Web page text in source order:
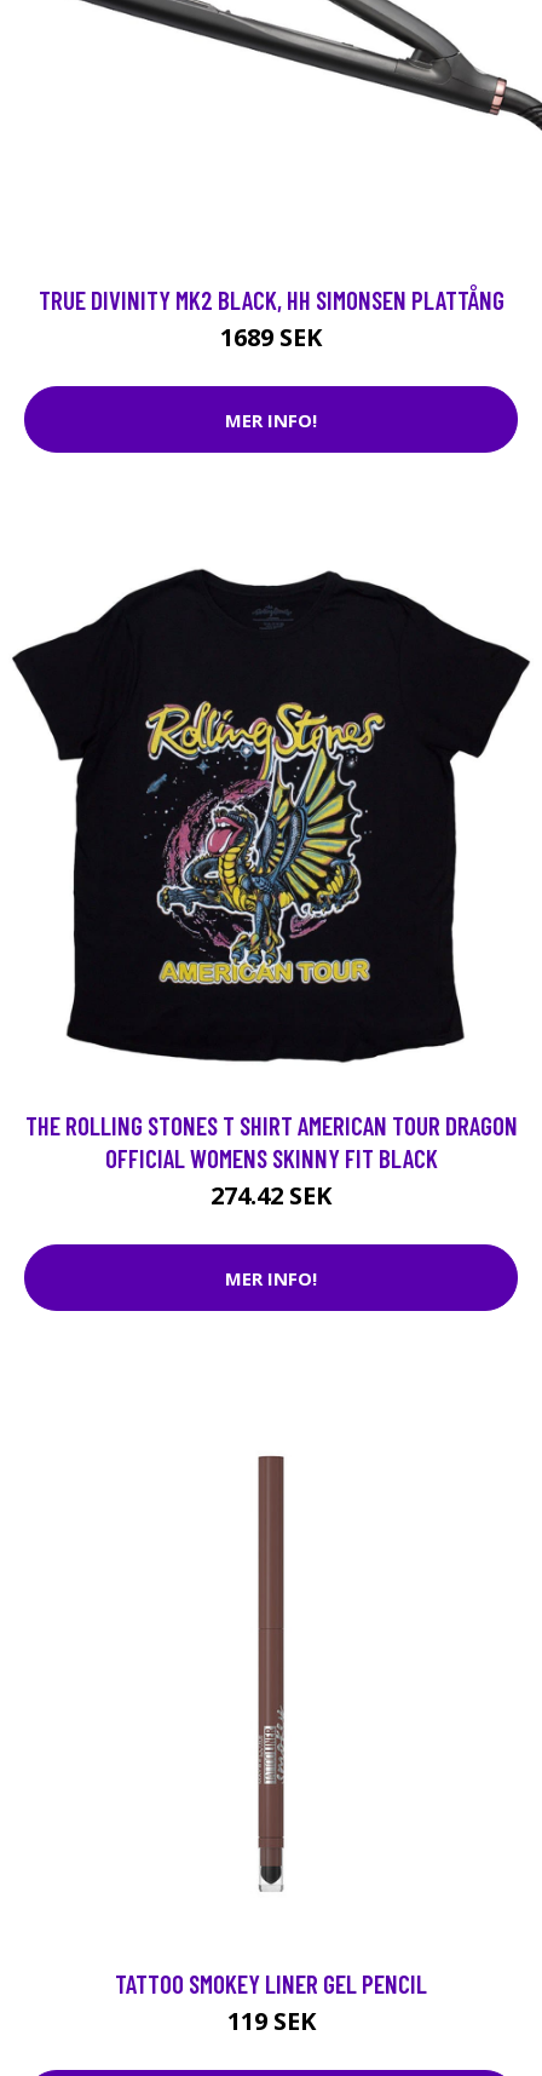
TRUE DIVINITY MK2 BLACK, HH SIMONSEN PLATTÅNG
1689 SEK
MER INFO!
THE ROLLING STONES T SHIRT AMERICAN TOUR DRAGON
OFFICIAL WOMENS SKINNY FIT BLACK
274.42 SEK
MER INFO!
TATTOO SMOKEY LINER GEL PENCIL
119 SEK